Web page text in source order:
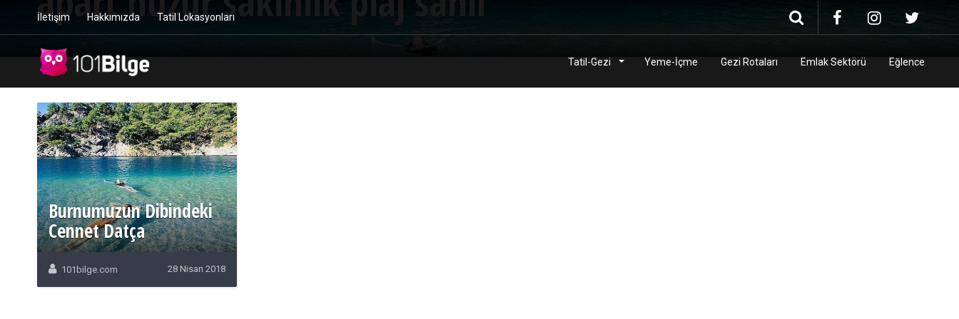
İletişim Hakkımızda Tatil Lokasyonları
Tatil-Gezi Yeme-İçme Gezi Rotaları Emlak Sektörü Eğlence
Burnumuzun Dibindeki
Cennet Datça
101bilge.com 28 Nisan 2018